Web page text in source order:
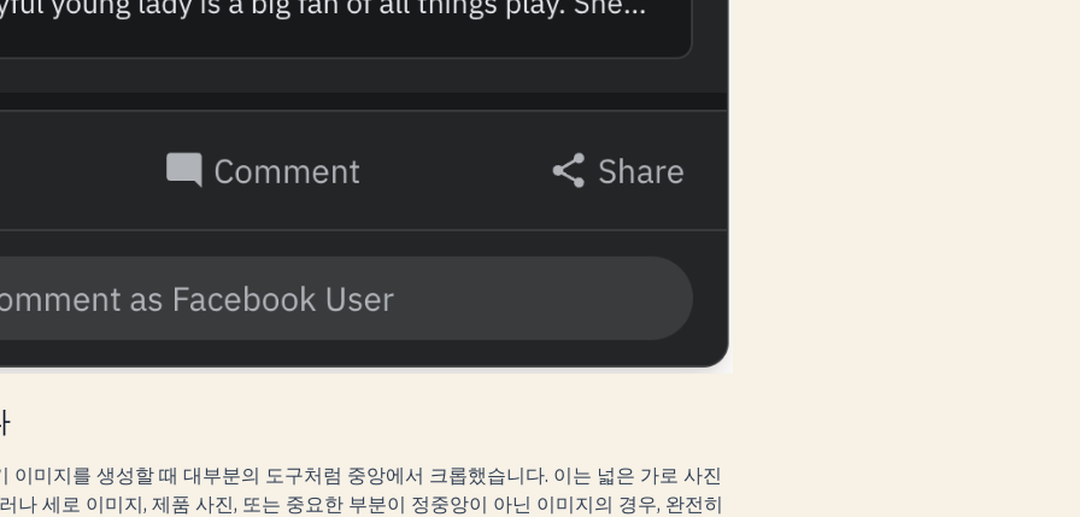
이미지를 생성할 때 대부분의 도구처럼 중앙에서 크롭했습니다. 이는 넓은 가로 사진
나 세로 이미지, 제품 사진, 또는 중요한 부분이 정중앙이 아닌 이미지의 경우, 완전히